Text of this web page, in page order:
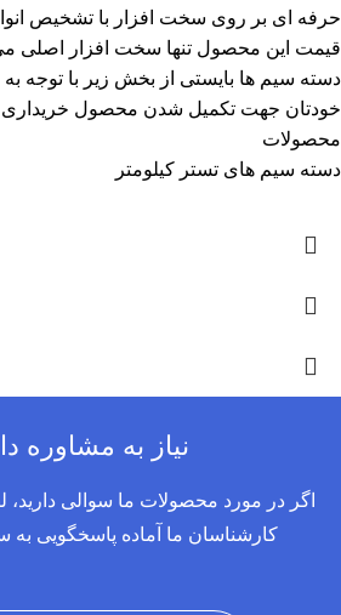
حرفه ای بر روی سخت افزار با تشخیص
قیمت این محصول تنها سخت افزار اصلی
دسته سیم ها بایستی از بخش زیر با توجه به
خودتان جهت تکمیل شدن محصول خریداری
محصولات
دسته سیم های تستر کیلومتر
نیاز به مشاوره
اگر در مورد محصولات ما سوالی دارید،
کارشناسان ما آماده پاسخگویی به